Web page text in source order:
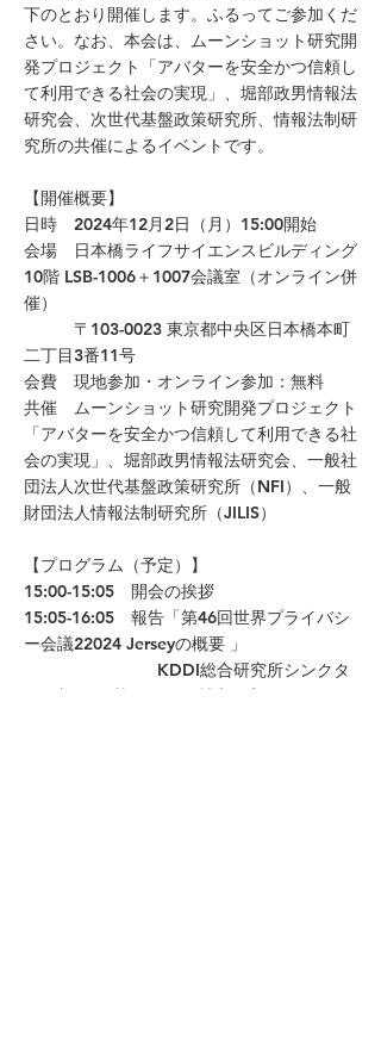
下のとおり開催します。ふるってご参加くだ
さい。なお、本会は、ムーンショット研究開
発プロジェクト「アバターを安全かつ信頼し
て利用できる社会の実現」、堀部政男情報法
研究会、次世代基盤政策研究所、情報法制研
究所の共催によるイベントです。
【開催概要】
日時 2024年12月2日（月）15:00開始
会場 日本橋ライフサイエンスビルディング
10階 LSB-1006＋1007会議室（オンライン併
催）
〒103-0023 東京都中央区日本橋本町
二丁目3番11号
会費 現地参加・オンライン参加：無料
共催 ムーンショット研究開発プロジェクト
「アバターを安全かつ信頼して利用できる社
会の実現」、堀部政男情報法研究会、一般社
団法人次世代基盤政策研究所（NFI）、一般
財団法人情報法制研究所（JILIS）
【プログラム（予定）】
15:00-15:05 開会の挨拶
15:05-16:05 報告「第46回世界プライバシ
ー会議22024 Jerseyの概要 」
KDDI総合研究所シンクタ
ンク部門長/執行役員 村上陽亮